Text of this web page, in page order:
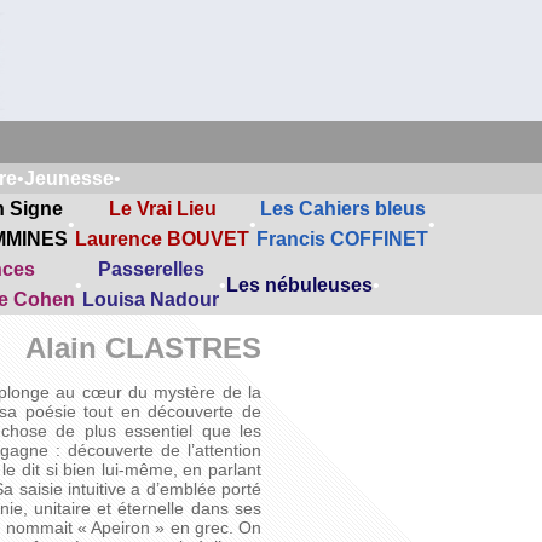
•Jeunesse•
Signe
•
Le Vrai Lieu
Laurence BOUVET
•
Les Cahiers bleus
Francis COFFINET
•
Cohen
•
Passerelles
Louisa Nadour
• Les nébuleuses•
Alain CLASTRES
au cœur du mystère de la
poésie tout en découverte de
de plus essentiel que les
: découverte de l’attention
dit si bien lui-même, en parlant
saisie intuitive a d’emblée porté
unitaire et éternelle dans ses
« Apeiron » en grec. On